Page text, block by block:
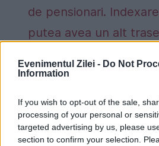
Evenimentul Zilei - Do Not
Information
If you wish to opt-out of the sale,
processing of your personal or
targeted advertising by us, please
section to confirm your selection.
de pensionari.
putea avea un alt
pensie? Actele